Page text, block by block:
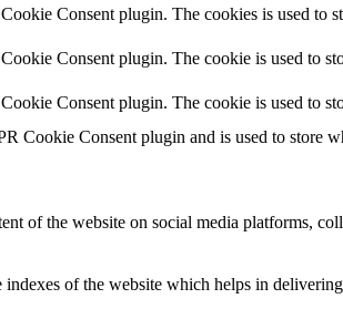
Consent plugin. The cookies is used to
Consent plugin. The cookie is used to
Consent plugin. The cookie is used to
Cookie Consent plugin and is used to store
of the website on social media platforms,
of the website which helps in